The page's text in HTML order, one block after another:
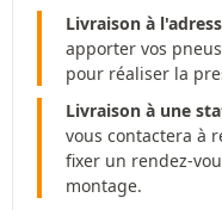
Livraison à
apporter vos
pour réaliser la
Livraison à une
vous contactera à
fixer un rendez-
montage.